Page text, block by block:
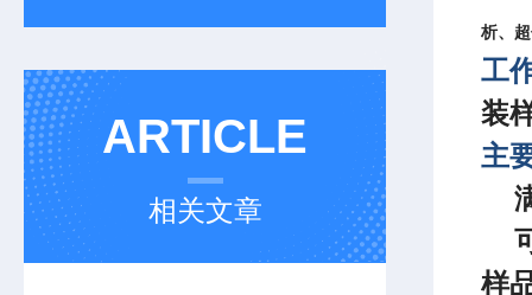
ARTICLE
相关文章
析、
工
装
主
样